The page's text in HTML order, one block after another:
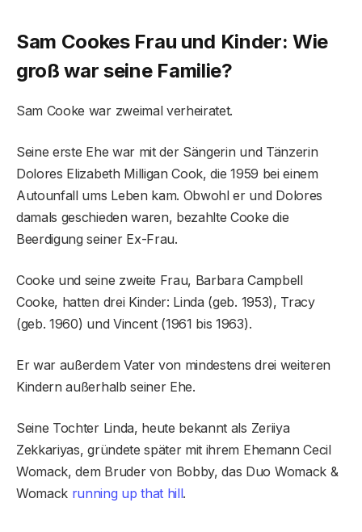
Sam Cookes Frau und Kinder: Wie
groß war seine Familie?
Sam Cooke war zweimal verheiratet.
Seine erste Ehe war mit der Sängerin und Tänzerin
Dolores Elizabeth Milligan Cook, die 1959 bei einem
Autounfall ums Leben kam. Obwohl er und Dolores
damals geschieden waren, bezahlte Cooke die
Beerdigung seiner Ex-Frau.
Cooke und seine zweite Frau, Barbara Campbell
Cooke, hatten drei Kinder: Linda (geb. 1953), Tracy
(geb. 1960) und Vincent (1961 bis 1963).
Er war außerdem Vater von mindestens drei weiteren
Kindern außerhalb seiner Ehe.
Seine Tochter Linda, heute bekannt als Zeriiya
Zekkariyas, gründete später mit ihrem Ehemann Cecil
Womack, dem Bruder von Bobby, das Duo Womack &
Womack running up that hill.